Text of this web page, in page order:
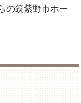
の筑紫野市ホー